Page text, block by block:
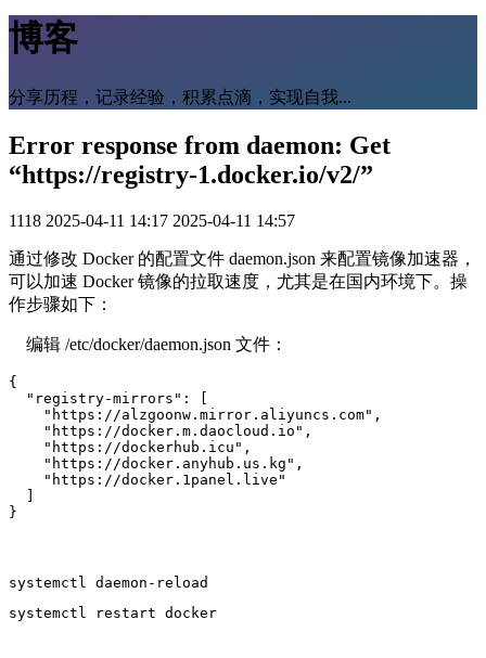
博客
分享历程，记录经验，积累点滴，实现自我...
Error response from daemon: Get
“https://registry-1.docker.io/v2/”
1118 2025-04-11 14:17 2025-04-11 14:57
通过修改 Docker 的配置文件 daemon.json 来配置镜像加速器，
可以加速 Docker 镜像的拉取速度，尤其是在国内环境下。操
作步骤如下：
编辑 /etc/docker/daemon.json 文件：
{
  "registry-mirrors": [
    "https://alzgoonw.mirror.aliyuncs.com",
    "https://docker.m.daocloud.io",
    "https://dockerhub.icu",
    "https://docker.anyhub.us.kg",
    "https://docker.1panel.live"
  ]
}
systemctl daemon-reload
systemctl restart docker